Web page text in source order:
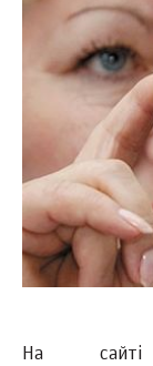
На сайті